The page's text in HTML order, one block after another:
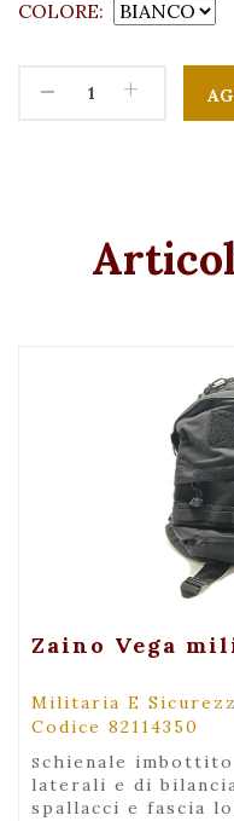
COLORE:
- +
+
Zaino Vega
Militaria E
Codice 82114350
schienale imbottito, cinghie di contenimento
laterali e di
spallacci e fascia